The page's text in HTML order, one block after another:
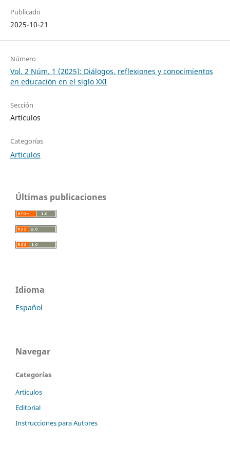
Publicado
2025-10-21
Número
Vol. 2 Núm. 1 (2025): Diálogos, reflexiones y conocimientos
en educación en el siglo XXI
Sección
Artículos
Categorías
Articulos
Últimas publicaciones
Idioma
Español
Navegar
Categorías
Articulos
Editorial
Instrucciones para Autores